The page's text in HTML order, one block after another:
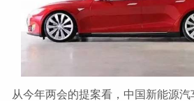
从今年两会的提案看，中国新能源